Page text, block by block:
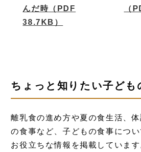
んだ時 （PDF
38.7KB）
（
ちょっと知りたい子ども
離乳食の進め方や夏の食生活、
の食事など、子どもの食事につ
お役立ちな情報を掲載しています